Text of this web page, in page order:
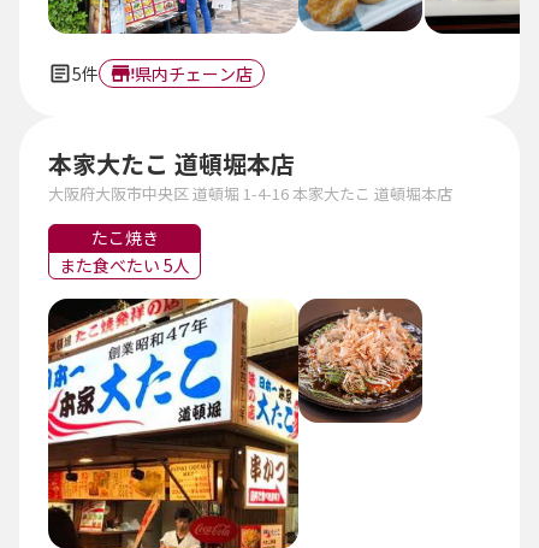
5件 県内チェーン店
本家大たこ 道頓堀本店
大阪府大阪市中央区 道頓堀 1-4-16 本家大たこ 道頓堀本店
たこ焼き
また食べたい 5人